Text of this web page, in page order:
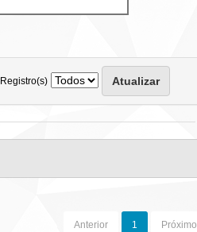
Registro(s)
Anterior 1 Próximo